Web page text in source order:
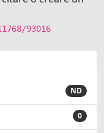
93016
ND
0